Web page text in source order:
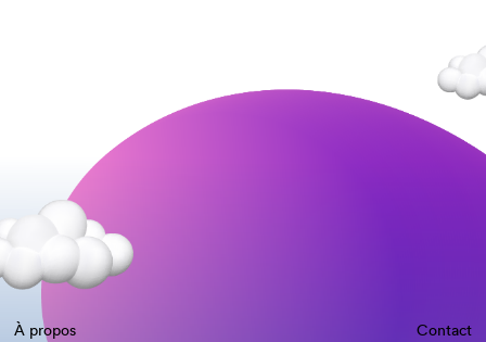
À propos
Contact